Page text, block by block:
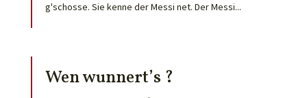
g'schosse. Sie kenne der Messi net. Der Messi...
Wen wunnert’s ?